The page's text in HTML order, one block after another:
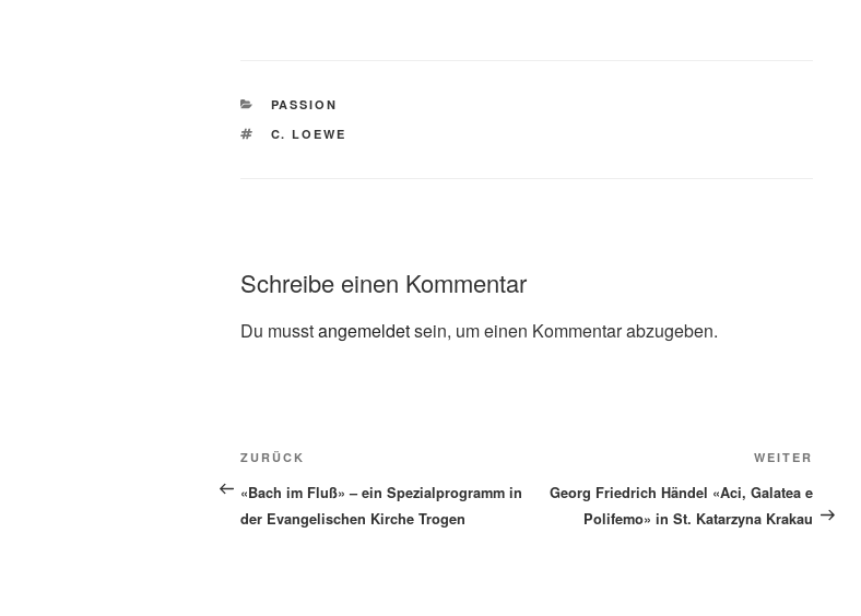
KATEGORIEN
PASSION
SCHLAGWÖRTER
C. LOEWE
Schreibe einen Kommentar
Du musstangemeldetsein, um einen Kommentar abzugeben.
Beitragsnavigation
Vorheriger
Beitrag
ZURÜCK
«Bach im Fluß» – ein Spezialprogramm in
der Evangelischen Kirche Trogen
Beitrag
WEITER
Georg Friedrich Händel «Aci, Galatea e
Polifemo» in St. Katarzyna Krakau